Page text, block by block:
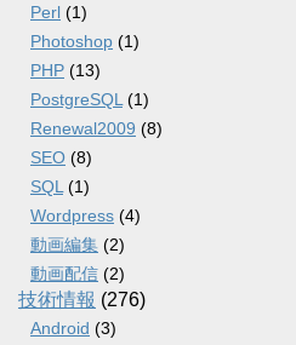
Perl (1)
Photoshop (1)
PHP (13)
PostgreSQL (1)
Renewal2009 (8)
SEO (8)
SQL (1)
Wordpress (4)
動画編集 (2)
動画配信 (2)
技術情報 (276)
Android (3)